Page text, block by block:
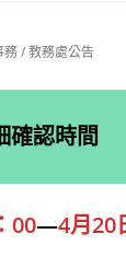
務/教務處公告
確認時間
00—4月20